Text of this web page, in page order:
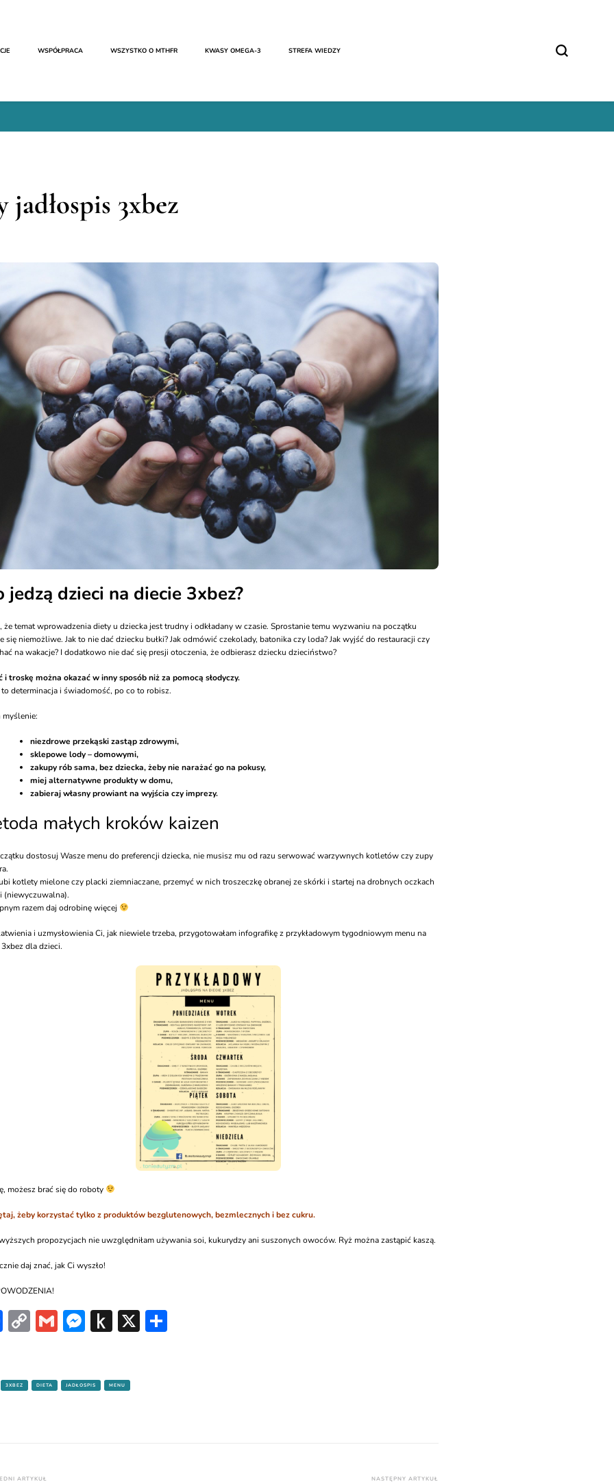
WSPÓŁPRACA WSZYSTKO O MTHFR​ KWASY OMEGA-3 STREFA WIEDZY
jadłospis 3xbez
jedzą dzieci na diecie 3xbez?
że temat wprowadzenia diety u dziecka jest trudny i odkładany w czasie. Sprostanie temu wyzwaniu na początku
się niemożliwe. Jak to nie dać dziecku bułki? Jak odmówić czekolady, batonika czy loda? Jak wyjść do restauracji czy
na wakacje? I dodatkowo nie dać się presji otoczenia, że odbierasz dziecku dzieciństwo?
i troskę można okazać w inny sposób niż za pomocą słodyczy.
determinacja i świadomość, po co to robisz.
myślenie:
niezdrowe przekąski zastąp zdrowymi,
sklepowe lody – domowymi,
zakupy rób sama, bez dziecka, żeby nie narażać go na pokusy,
miej alternatywne produkty w domu,
zabieraj własny prowiant na wyjścia czy imprezy.
małych kroków kaizen
dostosuj Wasze menu do preferencji dziecka, nie musisz mu od razu serwować warzywnych kotletów czy zupy
kotlety mielone czy placki ziemniaczane, przemyć w nich troszeczkę obranej ze skórki i startej na drobnych oczkach
(niewyczuwalna).
razem daj odrobinę więcej
i uzmysłowienia Ci, jak niewiele trzeba, przygotowałam infografikę z przykładowym tygodniowym menu na
dla dzieci.
możesz brać się do roboty
żeby korzystać tylko z produktów bezglutenowych, bezmlecznych i bez cukru.
propozycjach nie uwzględniłam używania soi, kukurydzy ani suszonych owoców. Ryż można zastąpić kaszą.
daj znać, jak Ci wyszło!
Facebook
Copy
Link
GmailMessenger
Push
to
X
3XBEZ DIETA JADŁOSPIS MENU
ARTYKUŁ NASTĘPNY ARTYKUŁ